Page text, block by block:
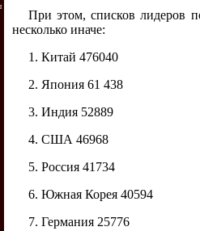
При этом, списков лидеров
несколько иначе:
1. Китай 476040
2. Япония 61 438
3. Индия 52889
4. США 46968
5. Россия 41734
6. Южная Корея 40594
7. Германия 25776